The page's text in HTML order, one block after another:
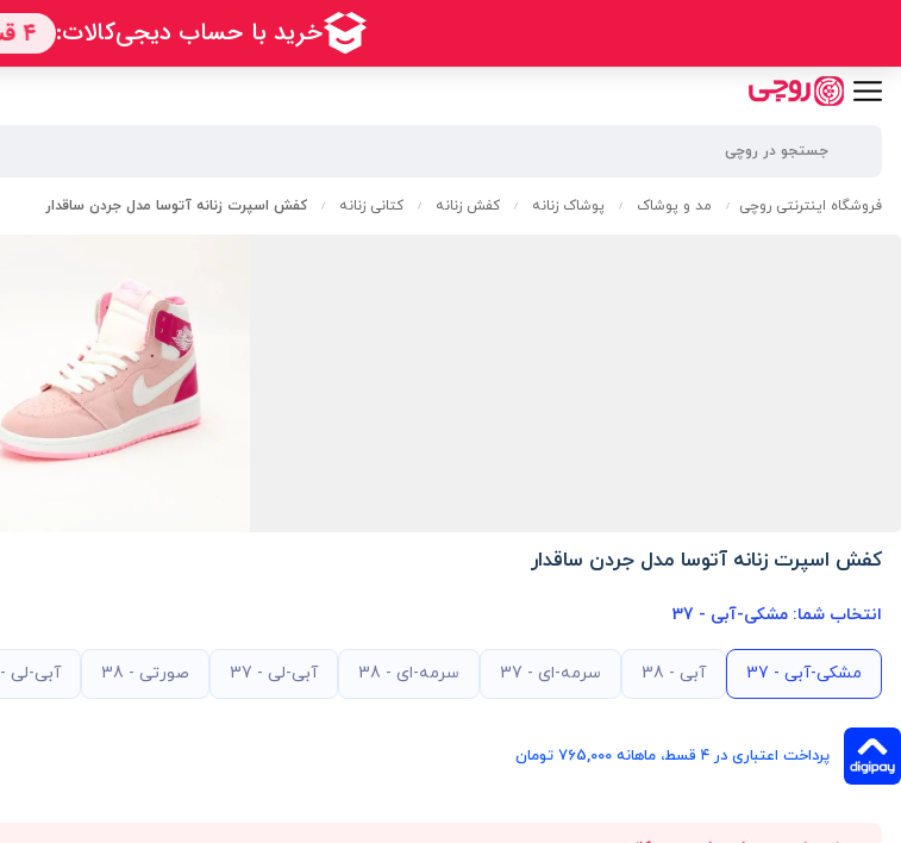
فروشگاه اینترنتی روچی / مد و پوشاک / پوشاک زنانه / کفش زنانه / کتانی زنانه / کفش اسپرت زنانه آتوسا مدل جردن ساقدار
کفش اسپرت زنانه آتوسا مدل جردن ساقدار
انتخاب شما: مشکی-آبی - 37
مشکی-آبی - 37 آبی - 38 سرمه-ای - 37 سرمه-ای - 38 آبی-لی - 37 صورتی - 38 آبی-لی - 39
پرداخت اعتباری در ۴ قسط، ماهانه 765,000 تومان